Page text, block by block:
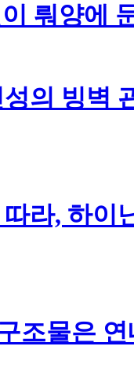
뤄양에
의 빙벽
라, 하
조물은